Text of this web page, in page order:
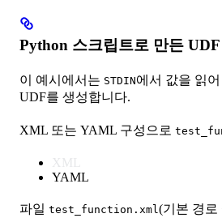
Python 스크립트로 만든 UDF
이 예시에서는 STDIN에서 값을 읽
UDF를 생성합니다.
XML 또는 YAML 구성으로
XML
YAML
파일 test_function.xml (기본 경로